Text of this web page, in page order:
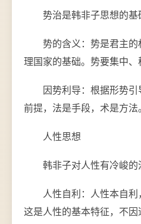
势治是韩非子思想的基
势的含义：势是君主
理国家的基础。势要集中、
因势利导：根据形势
前提，法是手段，术是方法
人性思想
韩非子对人性有冷峻的
人性自利：人性本自利
这是人性的基本特征，不因